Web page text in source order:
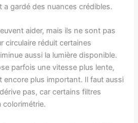
a gardé des nuances crédibles.
aider, mais ils ne sont pas
circulaire réduit certaines
aussi la lumière disponible.
parfois une vitesse plus lente,
encore plus important. Il faut aussi
pas, car certains filtres
colorimétrie.